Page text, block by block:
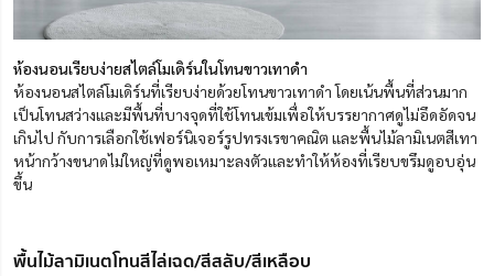
ห้องนอนเรียบง่ายสไตล์โมเดิร์นในโทนขาวเทาดำ
ห้องนอนสไตล์โมเดิร์นที่เรียบง่ายด้วยโทนขาวเทาดำ โดยเน้นพื้นที่ส่วนมาก
เป็นโทนสว่างและมีพื้นที่บางจุดที่ใช้โทนเข้มเพื่อให้บรรยากาศดูไม่อึดอัดจน
เกินไป กับการเลือกใช้เฟอร์นิเจอร์รูปทรงเรขาคณิต และพื้นไม้ลามิเนตสีเทา
หน้ากว้างขนาดไม่ใหญ่ที่ดูพอเหมาะลงตัวและทำให้ห้องที่เรียบขรึมดูอบอุ่น
ขึ้น
พื้นไม้ลามิเนตโทนสีไล่เฉด/สีสลับ/สีเหลือบ